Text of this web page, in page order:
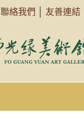
聯絡我們 友善連結